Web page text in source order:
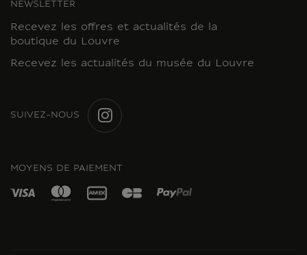
NEWSLETTER
Recevez les offres et actualités de la
boutique du Louvre
Recevez les actualités du musée du Louvre
SUIVEZ-NOUS
MOYENS DE PAIEMENT